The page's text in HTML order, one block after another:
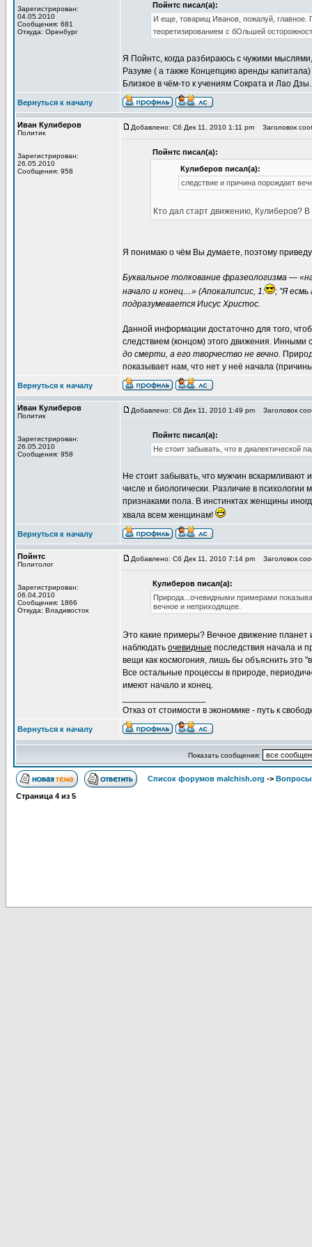
Зарегистрирован:
04.05.2010
Сообщения: 681
Откуда: Оренбург
Пойнтс писал(а):
И еще, товарищ Иванов, пожалуй, главное.
теоретизированием с бОльшей
Я Пойнтс, когда разбираюсь с чужими
Разуме ( а также Концепцию аренды капитала)
Близкое в чём-то к учениям Сократа и Лао Дзы.
Вернуться к началу
Иван Кулиберов
Политик
Зарегистрирован:
26.05.2010
Сообщения: 958
Добавлено: Сб Дек 11, 2010 1:11 pm Заголовок
Пойнтс писал(а):
Кулиберов писал(а):
следствие и причина порождает
Кто дал старт движению, Кулиберов? В
Я понимаю о чём Вы думаете, поэтому
Буквальное толкование фразеологизма —
начало и конец…» (Апокалипсис, 1:
; ”Я
подразумевается Иисус Христос.
Данной информации достаточно для того,
следствием (концом) этого движения. Инными
до смерти, а его творчество не вечно.
показывает нам, что нет у неё начала
Вернуться к началу
Иван Кулиберов
Политик
Зарегистрирован:
26.05.2010
Сообщения: 958
Добавлено: Сб Дек 11, 2010 1:49 pm Заголовок
Пойнтс писал(а):
Не стоит забывать, что в диалектической
Не стоит забывать, что мужчин
числе и биологически. Различие в
признаками пола. В инстинктах женщины
хвала всем женщинам!
Вернуться к началу
Пойнтс
Политолог
Зарегистрирован:
06.04.2010
Сообщения: 1866
Откуда: Владивосток
Добавлено: Сб Дек 11, 2010 7:14 pm Заголовок
Кулиберов писал(а):
Природа...очевидными примерами
вечное и неприходящее.
Это какие примеры? Вечное движение планет
наблюдать очевидные последствия начала и
вещи как космогония, лишь бы объяснить это
Все остальные процессы в природе,
имеют начало и конец.
Отказ от стоимости в экономике - путь к
Вернуться к началу
Показать сообщения:
Список форумов malchish.org -> Вопросы
Страница 4 из 5